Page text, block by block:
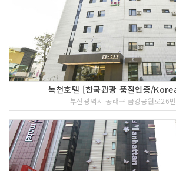
녹천호텔 [한국관광 품질인증/
부산광역시 동래구 금강공원로26